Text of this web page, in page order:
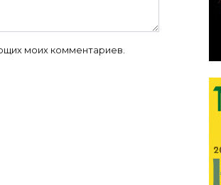
моих комментариев.